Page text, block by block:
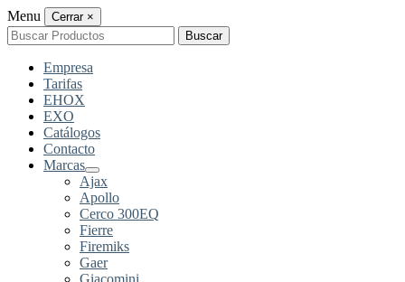
Menu Cerrar ×
Buscar
por:
Buscar
Empresa
Tarifas
EHOX
EXO
Catálogos
Contacto
Marcas
Ajax
Apollo
Cerco 300EQ
Fierre
Firemiks
Gaer
Giacomini